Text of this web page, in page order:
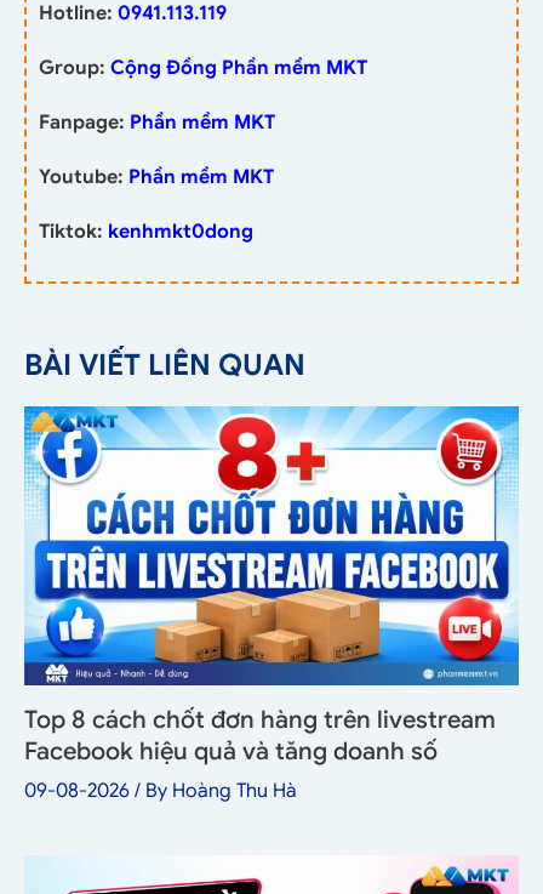
Hotline: 0941.113.119
Group: Cộng Đồng Phần mềm MKT
Fanpage: Phần mềm MKT
Youtube: Phần mềm MKT
Tiktok: kenhmkt0dong
BÀI VIẾT LIÊN QUAN
Top 8 cách chốt đơn hàng trên livestream
Facebook hiệu quả và tăng doanh số
09-08-2026 / By Hoàng Thu Hà